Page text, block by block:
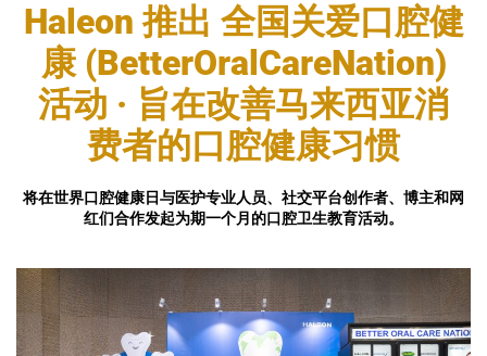
Haleon 推出 全国关爱口腔健
康 (BetterOralCareNation)
活动 · 旨在改善马来西亚消
费者的口腔健康习惯
将在世界口腔健康日与医护专业人员、社交平台创作者、博主和网
红们合作发起为期一个月的口腔卫生教育活动。